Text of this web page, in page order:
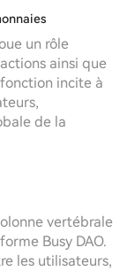
un rôle
ainsi que
incite à
de la
vertébrale
Busy DAO.
les utilisateurs,